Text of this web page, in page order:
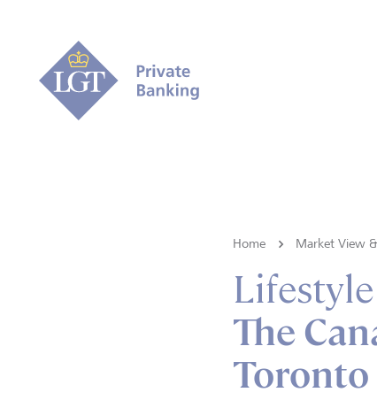
Home Market View
Lifestyle
The
Toronto